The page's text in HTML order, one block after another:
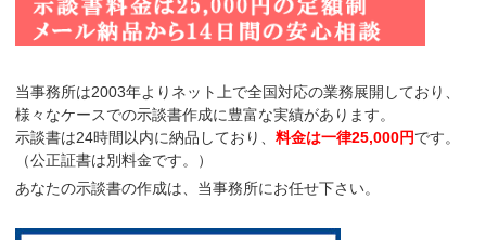
当事務所は2003年よりネット上で全国対応の業務展開しており、
様々なケースでの示談書作成に豊富な実績があります。
示談書は24時間以内に納品 しており、料金は一律25,000円です。
（公正証書は別料金です。）
あなたの示談書の作成は、当事務所にお任せ下さい。